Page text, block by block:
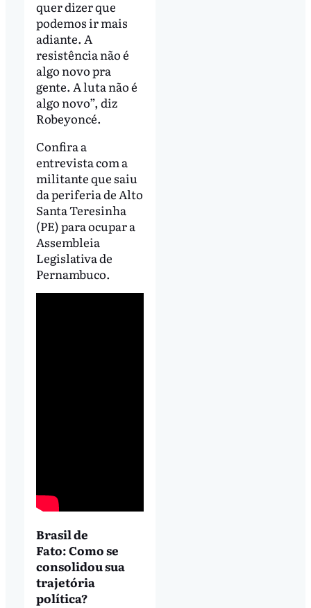
quer dizer que
podemos ir mais
adiante. A
resistência não é
algo novo pra
gente. A luta não é
algo novo”, diz
Robeyoncé.
Confira a
entrevista com a
militante que saiu
da periferia de Alto
Santa Teresinha
(PE) para ocupar a
Assembleia
Legislativa de
Pernambuco.
Brasil de
Fato: Como se
consolidou sua
trajetória
política?